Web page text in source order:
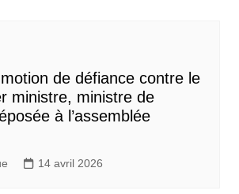
de défiance contre le
ministre, ministre de
à l’assemblée
14 avril 2026